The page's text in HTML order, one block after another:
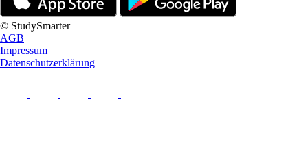
© StudySmarter
AGB
Impressum
Datenschutzerklärung